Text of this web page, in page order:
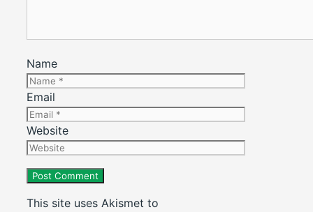
Name
Email
Website
This site uses Akismet to